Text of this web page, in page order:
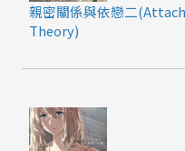
親密關係與依戀二
Theory)